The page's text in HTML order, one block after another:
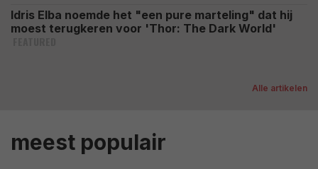
Idris Elba noemde het "een pure marteling" dat hij
moest terugkeren voor 'Thor: The Dark World'
Alle artikelen
meest populair